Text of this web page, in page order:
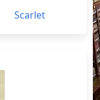
Scarlet